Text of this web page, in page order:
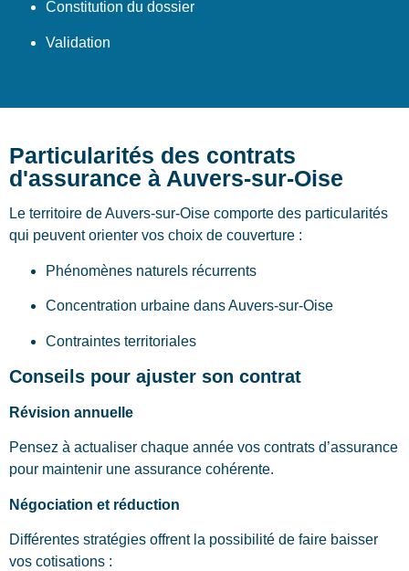
Constitution du dossier
Validation
Particularités des contrats
d'assurance à Auvers-sur-Oise
Le territoire de Auvers-sur-Oise comporte des particularités
qui peuvent orienter vos choix de couverture :
Phénomènes naturels récurrents
Concentration urbaine dans Auvers-sur-Oise
Contraintes territoriales
Conseils pour ajuster son contrat
Révision annuelle
Pensez à actualiser chaque année vos contrats d’assurance
pour maintenir une assurance cohérente.
Négociation et réduction
Différentes stratégies offrent la possibilité de faire baisser
vos cotisations :